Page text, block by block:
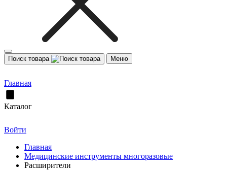
Поиск товара Меню
Главная
Каталог
Войти
Главная
Медицинские инструменты многоразовые
Расширители